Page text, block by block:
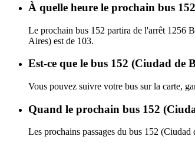
À quelle heure le prochain bus
Le prochain bus 152 partira de l'arrêt 1256
Aires) est de 103.
Est-ce que le bus 152 (Ciudad de
Vous pouvez suivre votre bus sur la carte,
Quand le prochain bus 152
Les prochains passages du bus 152